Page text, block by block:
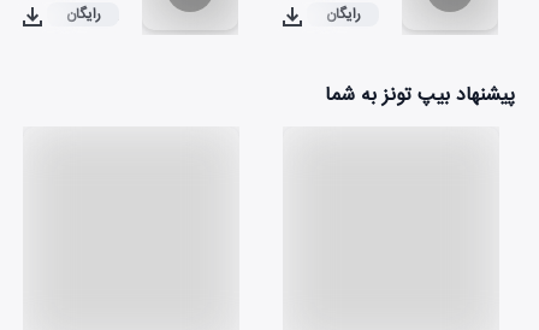
۰۳:۴۶
رایگان ۰۴:۰۴
رایگان
پیشنهاد بیپ تونز به شما